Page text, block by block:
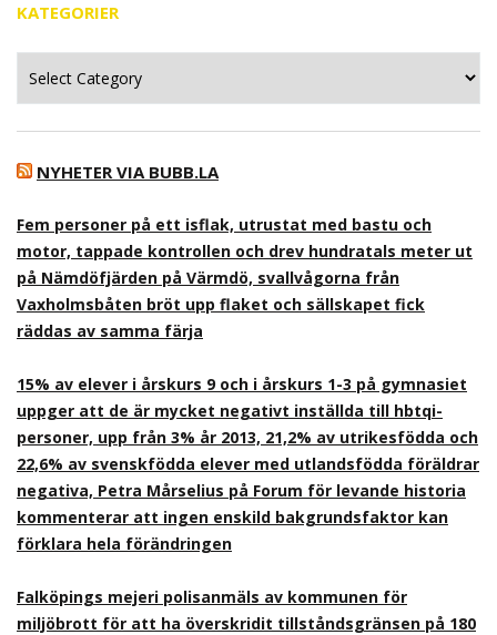
KATEGORIER
NYHETER VIA BUBB.LA
Fem personer på ett isflak, utrustat med bastu och
motor, tappade kontrollen och drev hundratals meter ut
på Nämdöfjärden på Värmdö, svallvågorna från
Vaxholmsbåten bröt upp flaket och sällskapet fick
räddas av samma färja
15% av elever i årskurs 9 och i årskurs 1-3 på gymnasiet
uppger att de är mycket negativt inställda till hbtqi-
personer, upp från 3% år 2013, 21,2% av utrikesfödda och
22,6% av svenskfödda elever med utlandsfödda föräldrar
negativa, Petra Mårselius på Forum för levande historia
kommenterar att ingen enskild bakgrundsfaktor kan
förklara hela förändringen
Falköpings mejeri polisanmäls av kommunen för
miljöbrott för att ha överskridit tillståndsgränsen på 180